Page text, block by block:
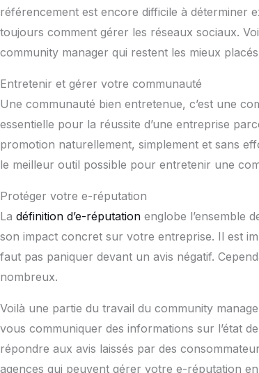
référencement est encore difficile à déterminer
toujours comment gérer les réseaux sociaux.
community manager qui restent les mieux
Entretenir et gérer votre communauté
Une communauté bien entretenue, c’est une
essentielle pour la réussite d’une entreprise
promotion naturellement, simplement et sans
le meilleur outil possible pour entretenir une
Protéger votre e-réputation
La définition d’e-réputationenglobe l’ensemble
son impact concret sur votre entreprise. Il est
faut pas paniquer devant un avis négatif.
nombreux.
Voilà une partie du travail du community
vous communiquer des informations sur l’état
répondre aux avis laissés par des
agences qui peuvent gérer votre e-réputation